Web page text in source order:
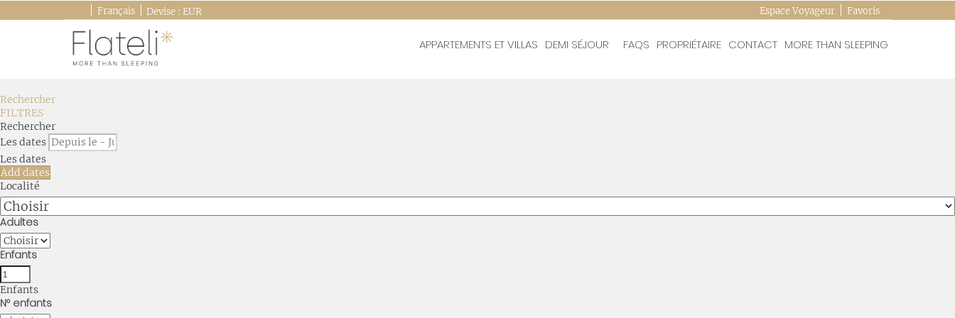
Français Devise : EUR Favoris
Espace Voyageur
APPARTEMENTS ET VILLAS DEMI SÉJOUR FAQS PROPRIÉTAIRE CONTACT MORE THAN SLEEPING
Rechercher
FILTRES
Rechercher
Les dates
Les dates
Add dates
Localité
Adultes
Enfants
Enfants
Nº enfants